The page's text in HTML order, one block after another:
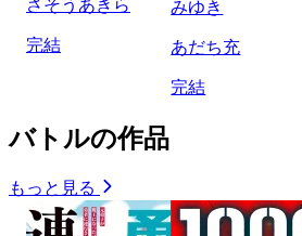
さそうあきら
完結
みゆき
あだち充
完結
バトルの作品
もっと見る